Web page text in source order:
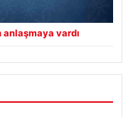
anlaşmaya vardı